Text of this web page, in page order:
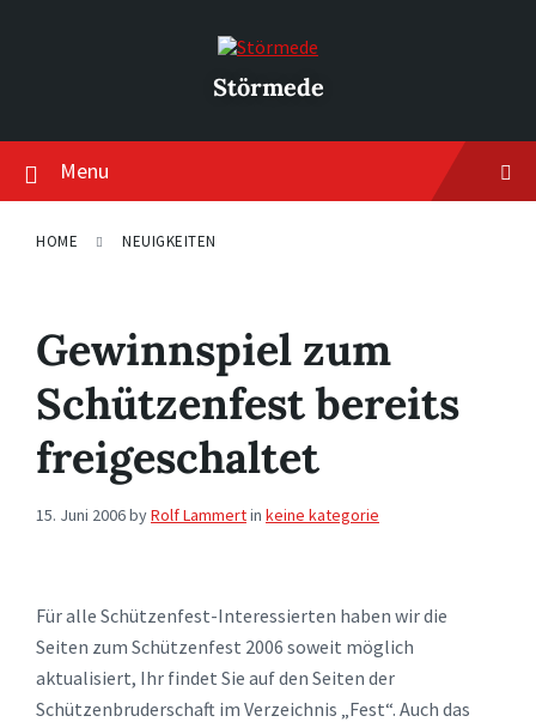
Störmede
Menu
HOME NEUIGKEITEN
Gewinnspiel zum
Schützenfest bereits
freigeschaltet
15. Juni 2006byRolf Lammertin keine kategorie
Für alle Schützenfest-Interessierten haben wir die
Seiten zum Schützenfest 2006 soweit möglich
aktualisiert, Ihr findet Sie auf den Seiten der
Schützenbruderschaft im Verzeichnis „Fest“. Auch das